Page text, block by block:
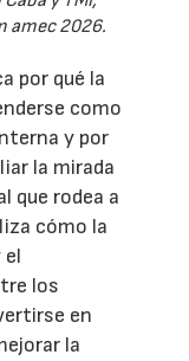
amec 2026.
por qué la
como
y por
la mirada
que rodea a
cómo la
el
los
en
la